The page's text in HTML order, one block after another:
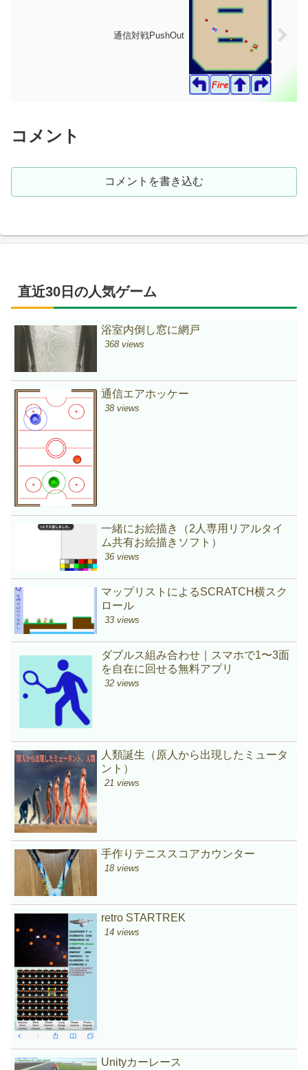
通信対戦PushOut
コメント
コメントを書き込む
直近30日の人気ゲーム
浴室内倒し窓に網戸
368 views
通信エアホッケー
38 views
一緒にお絵描き（2人専用リアルタイ
ム共有お絵描きソフト）
36 views
マップリストによるSCRATCH横スク
ロール
33 views
ダブルス組み合わせ｜スマホで1〜3面
を自在に回せる無料アプリ
32 views
人類誕生（原人から出現したミュータ
ント）
21 views
手作りテニススコアカウンター
18 views
retro STARTREK
14 views
Unityカーレース